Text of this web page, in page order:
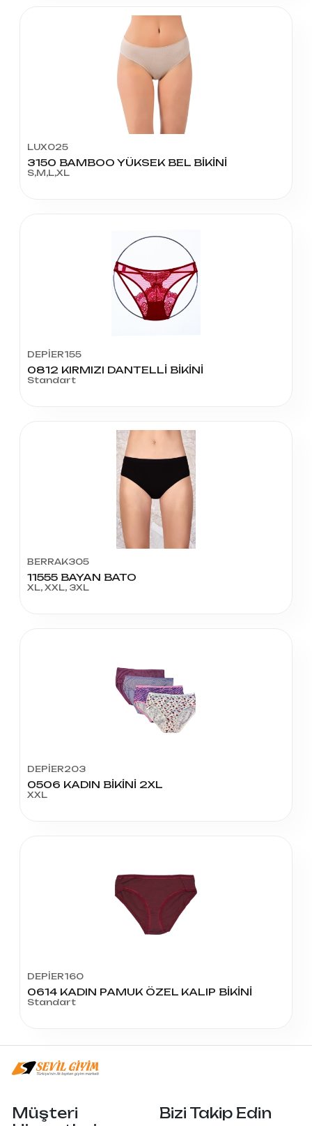
LUX025
3150 BAMBOO YÜKSEK BEL BİKİNİ
S,M,L,XL
DEPİER155
0812 KIRMIZI DANTELLİ BİKİNİ
Standart
BERRAK305
11555 BAYAN BATO
XL, XXL, 3XL
DEPİER203
0506 KADIN BİKİNİ 2XL
XXL
DEPİER160
0614 KADIN PAMUK ÖZEL KALIP BİKİNİ
Standart
Müşteri
Bizi Takip Edin